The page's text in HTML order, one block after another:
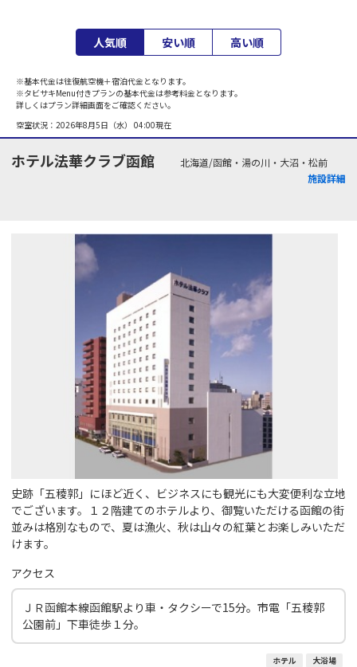
人気順 安い順 高い順
※基本代金は往復航空機＋宿泊代金となります。
※タビサキMenu付きプランの基本代金は参考料金となります。
詳しくはプラン詳細画面をご確認ください。
空室状況： 2026年8月5日（水） 04:00現在
ホテル法華クラブ函館
北海道/函館・湯の川・大沼・松前
施設詳細
史跡「五稜郭」にほど近く、ビジネスにも観光にも大変便利な立地
でございます。１２階建てのホテルより、御覧いただける函館の街
並みは格別なもので、夏は漁火、秋は山々の紅葉とお楽しみいただ
けます。
アクセス
ＪＲ函館本線函館駅より車・タクシーで15分。市電「五稜郭
公園前」下車徒歩１分。
ホテル 大浴場